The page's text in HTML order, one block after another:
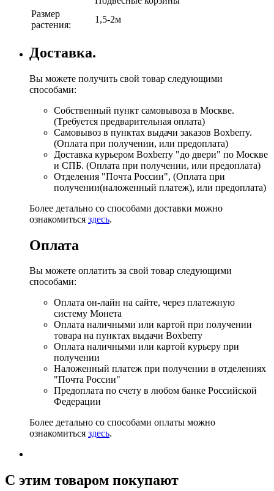
Размер
растения:
1,5-2м
Доставка.
Вы можете получить свой товар следующими
способами:
Собственный пункт самовывоза в Москве.
(Требуется предварительная оплата)
Самовывоз в пунктах выдачи заказов Boxberry.
(Оплата при получении, или предоплата)
Доставка курьером Boxberry "до двери" по Москве
и СПБ. (Оплата при получении, или предоплата)
Отделения "Почта России", (Оплата при
получении(наложенный платеж), или предоплата)
Более детально со способами доставки можно
ознакомиться здесь.
Оплата
Вы можете оплатить за свой товар следующими
способами:
Оплата он-лайн на сайте, через платежную
систему Монета
Оплата наличными или картой при получении
товара на пунктах выдачи Boxberry
Оплата наличными или картой курьеру при
получении
Наложенный платеж при получении в отделениях
"Почта России"
Предоплата по счету в любом банке Российской
Федерации
Более детально со способами оплаты можно
ознакомиться здесь.
C этим товаром покупают